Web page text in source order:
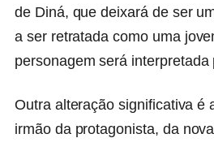
de Diná, que deixará de ser
a ser retratada como uma
personagem será interpretada
Outra alteração significativa é
irmão da protagonista, da